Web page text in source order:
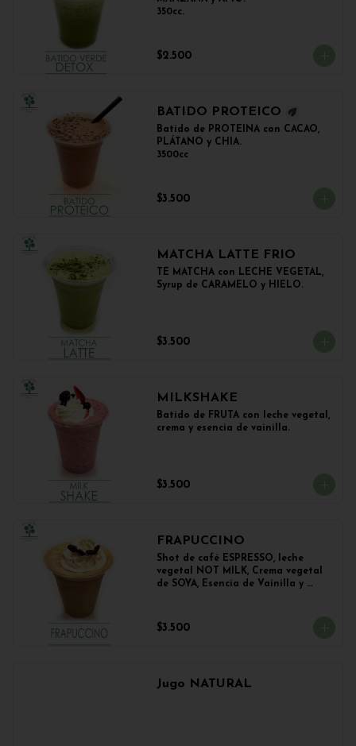
350cc.
$2.500
BATIDO PROTEICO
Batido de PROTEINA con CACAO,
PLÁTANO y CHIA.
3500cc
$3.500
MATCHA LATTE FRIO
TÉ MATCHA con LECHE VEGETAL,
Syrup de CARAMELO y HIELO.
$3.500
MILKSHAKE
Batido de FRUTA con leche vegetal,
crema y esencia de vainilla.
$3.500
FRAPUCCINO
Shot de café ESPRESSO, leche
vegetal NOT MILK, Crema vegetal
de SOYA, Esencia de Vainilla y
$3.500
Jugo NATURAL